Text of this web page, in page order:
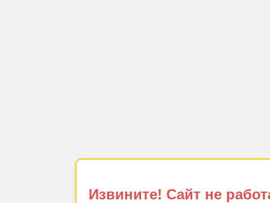
Извините! Сайт не